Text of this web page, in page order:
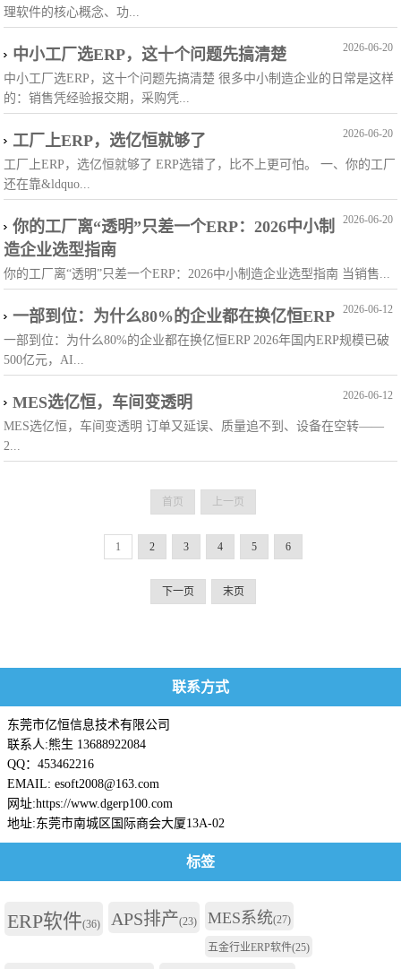
理软件的核心概念、功...
2026-06-20
中小工厂选ERP，这十个问题先搞清楚
中小工厂选ERP，这十个问题先搞清楚 很多中小制造企业的日常是这样
的：销售凭经验报交期，采购凭...
2026-06-20
工厂上ERP，选亿恒就够了
工厂上ERP，选亿恒就够了 ERP选错了，比不上更可怕。 一、你的工厂
还在靠&ldquo...
2026-06-20
你的工厂离“透明”只差一个ERP：2026中小制
造企业选型指南
你的工厂离“透明”只差一个ERP：2026中小制造企业选型指南 当销售...
2026-06-12
一部到位：为什么80%的企业都在换亿恒ERP
一部到位：为什么80%的企业都在换亿恒ERP 2026年国内ERP规模已破
500亿元，AI...
2026-06-12
MES选亿恒，车间变透明
MES选亿恒，车间变透明 订单又延误、质量追不到、设备在空转——
2...
首页 上一页
1 2 3 4 5 6
下一页 末页
联系方式
东莞市亿恒信息技术有限公司
联系人:熊生 13688922084
QQ：453462216
EMAIL: esoft2008@163.com
网址:https://www.dgerp100.com
地址:东莞市南城区国际商会大厦13A-02
标签
ERP软件(36) APS排产(23) MES系统(27)
五金行业ERP软件(25)